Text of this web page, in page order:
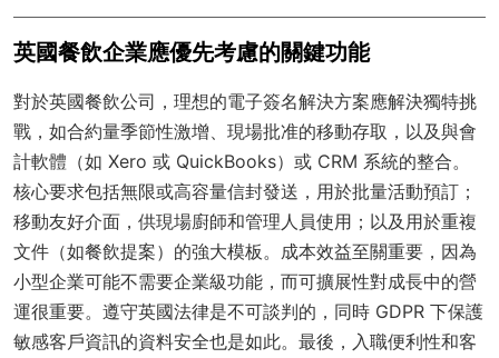
英國餐飲企業應優先考慮的關鍵功能
對於英國餐飲公司，理想的電子簽名解決方案應解決獨特挑
戰，如合約量季節性激增、現場批准的移動存取，以及與會
計軟體（如 Xero 或 QuickBooks）或 CRM 系統的整合。
核心要求包括無限或高容量信封發送，用於批量活動預訂；
移動友好介面，供現場廚師和管理人員使用；以及用於重複
文件（如餐飲提案）的強大模板。成本效益至關重要，因為
小型企業可能不需要企業級功能，而可擴展性對成長中的營
運很重要。遵守英國法律是不可談判的，同時 GDPR 下保護
敏感客戶資訊的資料安全也是如此。最後，入職便利性和客